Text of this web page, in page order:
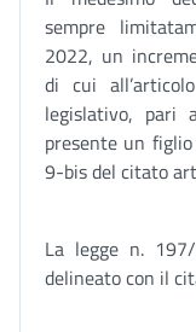
sempre
2022, un
di cui
legislativo,
presente un
9-bis del citato
La legge n.
delineato con il